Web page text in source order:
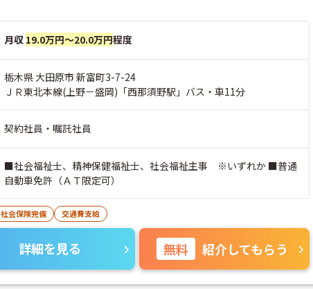
月収 19.0万円～20.0万円程度
栃木県 大田原市 新富町3-7-24
ＪＲ東北本線(上野－盛岡)「西那須野駅」バス・車11分
契約社員・嘱託社員
■社会福祉士、精神保健福祉士、社会福祉主事 ※いずれか ■普通
自動車免許（ＡＴ限定可）
社会保険完備 交通費支給
詳細を見る 無料 紹介してもらう